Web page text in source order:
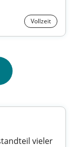
Vollzeit
vieler